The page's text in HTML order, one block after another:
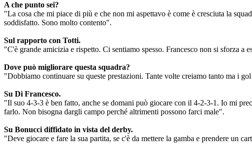
A che punto sei?
"La cosa che mi piace di più e che non mi aspettavo è come è cresciuta la
soddisfatto. Sono molto contento".
Sul rapporto con Totti.
"C'è grande amicizia e rispetto. Ci sentiamo spesso. Francesco non si sforza a
Dove può migliorare questa squadra?
"Dobbiamo continuare su queste prestazioni. Tante volte creiamo tanto ma i
Su Di Francesco.
"Il suo 4-3-3 è ben fatto, anche se domani può giocare con il 4-2-3-1. Io mi
farlo. Non bisogna dargli campo perché altrimenti possono farci male".
Su Bonucci diffidato in vista del derby.
"Deve giocare e fare la sua partita, se c'è da mettere la gamba e prendere un